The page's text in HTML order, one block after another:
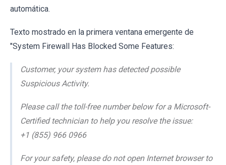
automática.
Texto mostrado en la primera ventana emergente de
"System Firewall Has Blocked Some Features:
Customer, your system has detected possible
Suspicious Activity.
Please call the toll-free number below for a Microsoft-
Certified technician to help you resolve the issue:
+1 (855) 966 0966
For your safety, please do not open Internet browser to